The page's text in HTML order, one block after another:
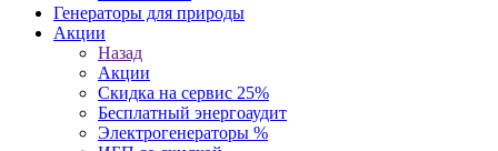
Генераторы для природы
Акции
Назад
Акции
Скидка на сервис 25%
Бесплатный энергоаудит
Электрогенераторы %